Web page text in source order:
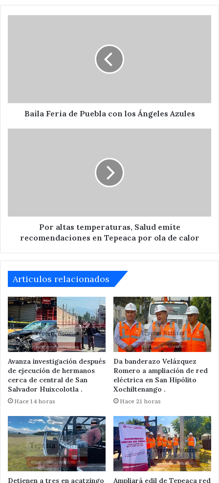
Baila Feria de Puebla con los Ángeles Azules
por
Por altas temperaturas, Salud emite
recomendaciones en Tepeaca por ola de calor
Articulos relacionados
Avanza investigación después
de ejecución de hermanos
cerca de central de San
Salvador Huixcolotla .
Hace 14 horas
Da banderazo Velázquez
Romero a ampliación de red
eléctrica en San Hipólito
Xochiltenango .
Hace 21 horas
Detienen a tres en acatzingo Ampliará edil de Tepeaca red